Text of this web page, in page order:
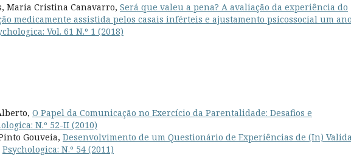
Maria Cristina Canavarro, Será que valeu a pena? A avaliação da experiência do
medicamente assistida pelos casais inférteis e ajustamento psicossocial um ano
Vol. 61 N.º 1 (2018)
O Papel da Comunicação no Exercício da Parentalidade: Desafios e
N.º 52-II (2010)
Gouveia, Desenvolvimento de um Questionário de Experiências de (In)
Psychologica: N.º 54 (2011)